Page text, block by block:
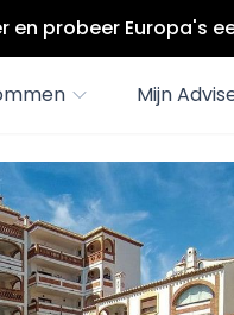
en probeer Europa's
Mijn